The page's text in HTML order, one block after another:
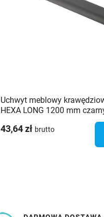
Uchwyt meblowy
HEXA LONG 1200 mm
43,64 zł brutto